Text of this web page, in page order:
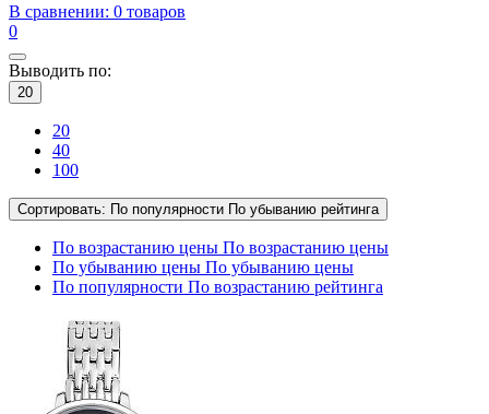
В сравнении: 0 товаров
0
Выводить по:
20
20
40
100
Сортировать: По популярности По убыванию рейтинга
По возрастанию цены По возрастанию цены
По убыванию цены По убыванию цены
По популярности По возрастанию рейтинга